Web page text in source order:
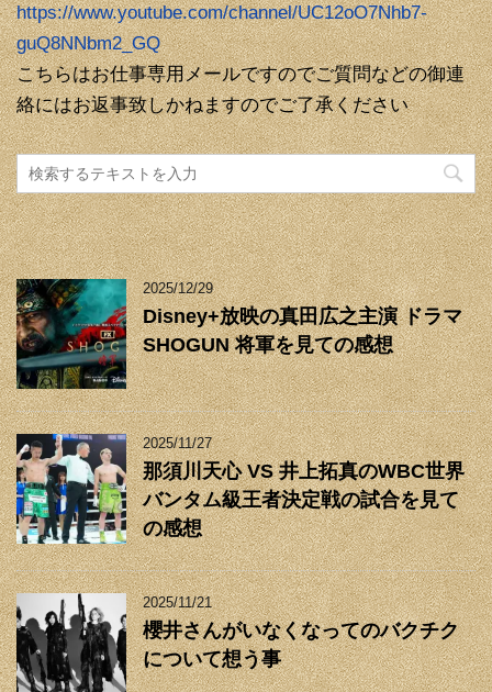
https://www.youtube.com/channel/UC12oO7Nhb7-
guQ8NNbm2_GQ
こちらはお仕事専用メールですのでご質問などの御連
絡にはお返事致しかねますのでご了承ください
2025/12/29
Disney+放映の真田広之主演 ドラマ
SHOGUN 将軍を見ての感想
2025/11/27
那須川天心 VS 井上拓真のWBC世界
バンタム級王者決定戦の試合を見て
の感想
2025/11/21
櫻井さんがいなくなってのバクチク
について想う事